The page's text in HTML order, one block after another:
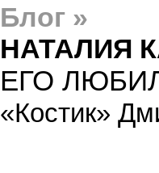
Блог »
НАТАЛИЯ
ЕГО
«Костик»